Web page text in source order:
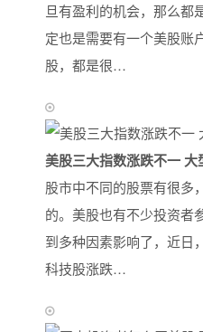
旦有盈利的机会，那么都
定也是需要有一个美股账
股，都是很…
美股三大指数涨跌不一
股市中不同的股票有很多
的。美股也有不少投资者
到多种因素影响了，近日
科技股涨跌…